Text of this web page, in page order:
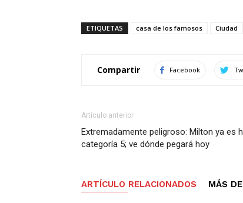
ETIQUETAS casa de los famosos Ciudad
Compartir Facebook
Artículo anterior
Extremadamente peligroso: Milton ya es
categoría 5; ve dónde pegará hoy
ARTÍCULO RELACIONADOS MÁS